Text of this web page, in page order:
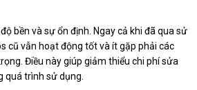
bền và sự ổn định. Ngay cả khi đã qua sử
cũ vẫn hoạt động tốt và ít gặp phải các
Điều này giúp giảm thiểu chi phí sửa
quá trình sử dụng.